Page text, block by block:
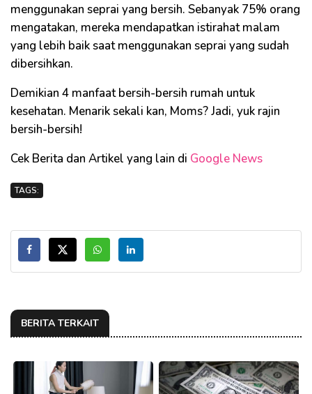
menggunakan seprai yang bersih. Sebanyak 75% orang
mengatakan, mereka mendapatkan istirahat malam
yang lebih baik saat menggunakan seprai yang sudah
dibersihkan.
Demikian 4 manfaat bersih-bersih rumah untuk
kesehatan. Menarik sekali kan, Moms? Jadi, yuk rajin
bersih-bersih!
Cek Berita dan Artikel yang lain di Google News
TAGS:
BERITA TERKAIT